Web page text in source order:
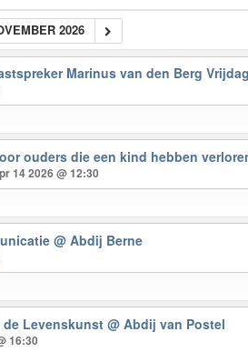
2026
Marinus van den Berg
ouders die een kind hebben
14 2026 @ 12:30
@ Abdij Berne
de Levenskunst@ Abdij van Postel
16:30